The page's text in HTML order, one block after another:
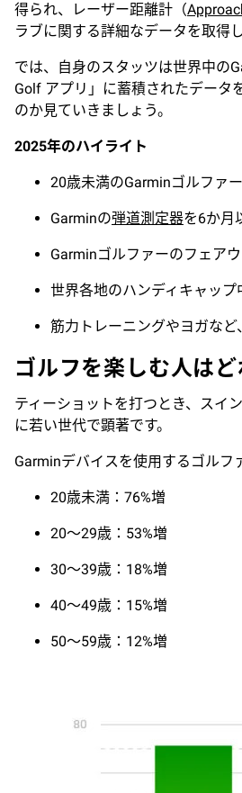
得られ、レーザー距離計（
ラブに関する詳細なデータを取得
では、自身のスタッツは世界中の
Golf アプリ」に蓄積されたデータ
のか見ていきましょう。
2025年のハイライト
20歳未満のGarminゴルファ
Garminの弾道測定器を6か月
Garminゴルファーのフェア
世界各地のハンディキャッ
筋力トレーニングやヨガな
ゴルフを楽しむ人は
ティーショットを打つとき、スイ
に若い世代で顕著です。
Garminデバイスを使用するゴルフ
20歳未満：76%増
20〜29歳：53%増
30〜39歳：18%増
40〜49歳：15%増
50〜59歳：12%増